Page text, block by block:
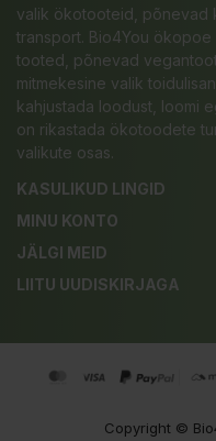
valik ökotooteid, põnevad
transport. Bio4You
tooted, põnevad
mitmekesine valik
kahjustada loodust, loomi
on rikastada ökotoodete
valikute osas.
KASULIKUD LINGID
MINU KONTO
JÄLGI MEID
LIITU UUDISKIRJAGA
Copyright ©